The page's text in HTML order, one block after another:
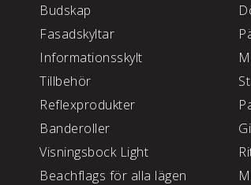
Budskap
Fasadskyltar
Informationsskylt
Tillbehör
Reflexprodukter
Banderoller
Visningsbock Light
Beachflags för alla lägen